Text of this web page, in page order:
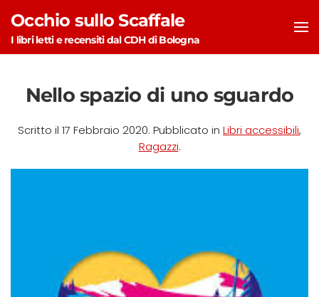
Skip to main content
Occhio sullo Scaffale
I libri letti e recensiti dal CDH di Bologna
Nello spazio di uno sguardo
Scritto il 17 Febbraio 2020. Pubblicato in Libri accessibili,
Ragazzi.